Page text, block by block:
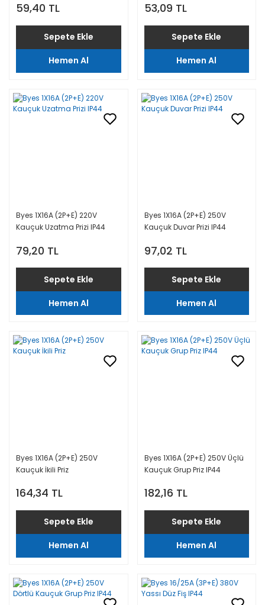
59,40 TL
Sepete Ekle
Hemen Al
53,09 TL
Sepete Ekle
Hemen Al
Byes 1X16A (2P+E) 220V
Kauçuk Uzatma Prizi IP44
79,20 TL
Sepete Ekle
Hemen Al
Byes 1X16A (2P+E) 250V
Kauçuk Duvar Prizi IP44
97,02 TL
Sepete Ekle
Hemen Al
Byes 1X16A (2P+E) 250V
Kauçuk İkili Priz
164,34 TL
Sepete Ekle
Hemen Al
Byes 1X16A (2P+E) 250V Üçlü
Kauçuk Grup Priz IP44
182,16 TL
Sepete Ekle
Hemen Al